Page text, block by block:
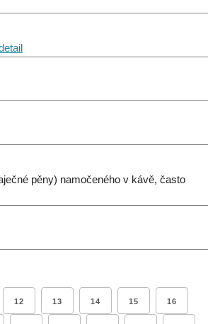
pěny) namočeného v kávě, často
12 13 14 15 16